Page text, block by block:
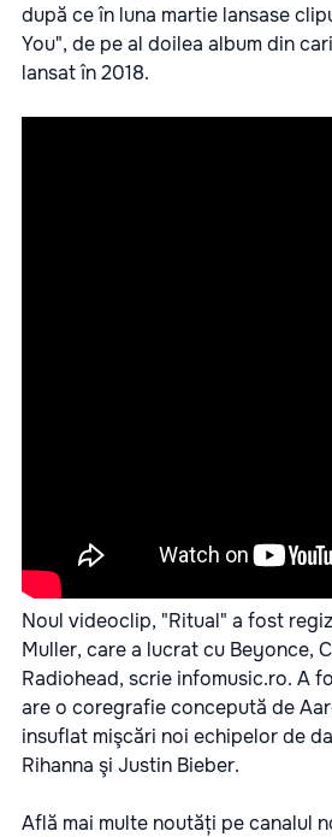
după ce în luna martie lansase
You", de pe al doilea album din
lansat în 2018.
Noul videoclip, "Ritual" a fost
Muller, care a lucrat cu Beyonce,
Radiohead, scrie infomusic.ro. A
are o coregrafie concepută de
insuflat mişcări noi echipelor de
Rihanna şi Justin Bieber.
Află mai multe noutăți pe canalul